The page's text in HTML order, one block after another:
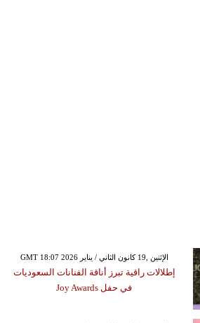
GMT 18:07 2026 الإثنين ,19 كانون الثاني / يناير
إطلالات راقية تبرز أناقة الفنانات السعوديات
في حفل Joy Awards